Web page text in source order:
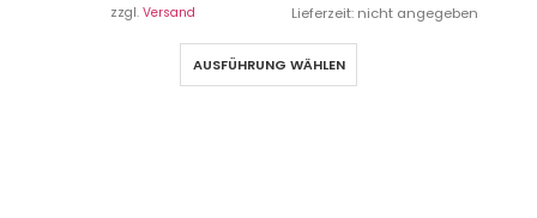
zzgl. Versand Lieferzeit: nicht angegeben
AUSFÜHRUNG WÄHLEN